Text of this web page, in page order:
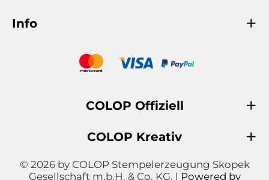
Info
COLOP Offiziell
COLOP Kreativ
© 2026 by COLOP Stempelerzeugung Skopek
Gesellschaft m.b.H. & Co. KG. | Powered by